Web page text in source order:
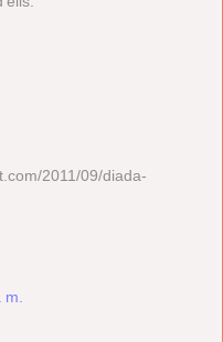
2011/09/diada-